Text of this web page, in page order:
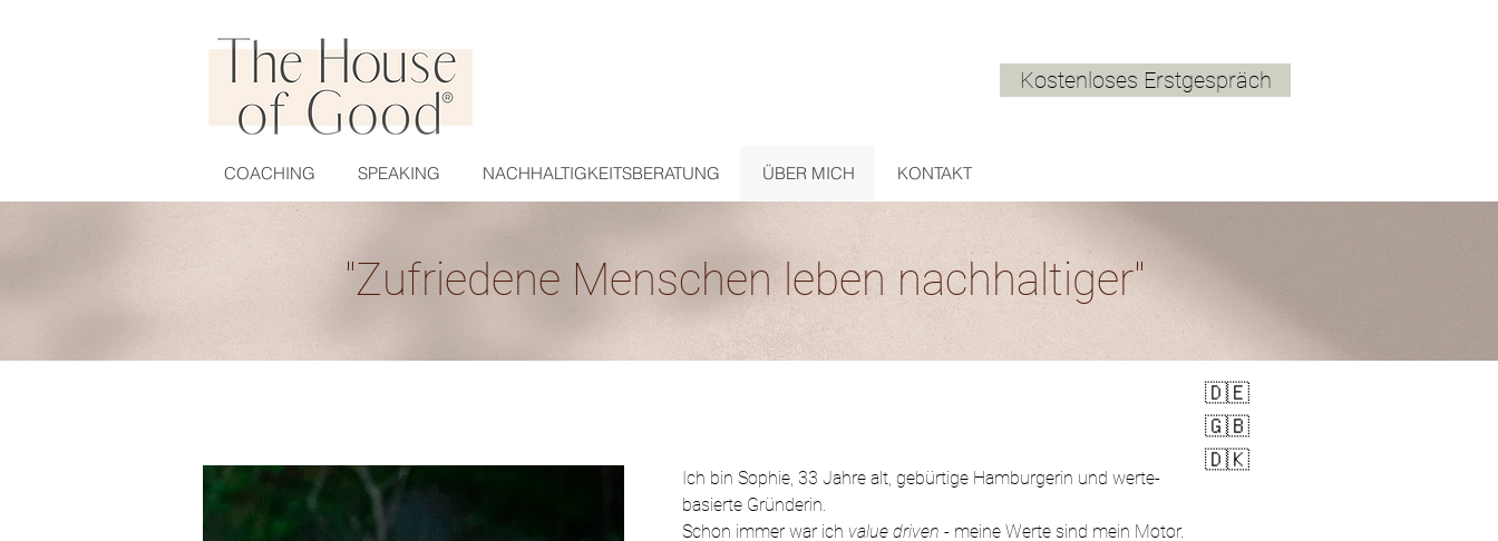
Kostenloses Erstgespräch
COACHING SPEAKING NACHHALTIGKEITSBERATUNG ÜBER MICH KONTAKT
"Zufriedene Menschen leben nachhaltiger"
Ich bin Sophie, 33 Jahre alt, gebürtige Hamburgerin und werte-
basierte Gründerin.
Schon immer war ich value driven - meine Werte sind mein Motor.
🇩🇪
🇬🇧
🇩🇰